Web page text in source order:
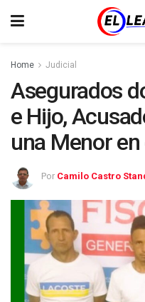
Home Judicial
Asegurados
e Hijo,
una Menor
Por Camilo Castro